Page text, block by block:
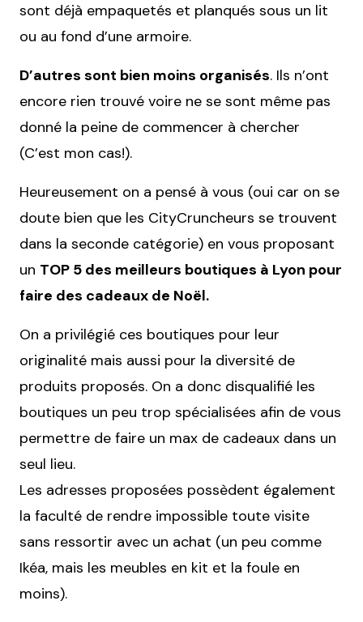
sont déjà empaquetés et planqués sous un lit
ou au fond d’une armoire.
D’autres sont bien moins organisés. Ils n’ont
encore rien trouvé voire ne se sont même pas
donné la peine de commencer à chercher
(C’est mon cas!).
Heureusement on a pensé à vous (oui car on se
doute bien que les CityCruncheurs se trouvent
dans la seconde catégorie) en vous proposant
un TOP 5 des meilleurs boutiques à Lyon pour
faire des cadeaux de Noël.
On a privilégié ces boutiques pour leur
originalité mais aussi pour la diversité de
produits proposés. On a donc disqualifié les
boutiques un peu trop spécialisées afin de vous
permettre de faire un max de cadeaux dans un
seul lieu.
Les adresses proposées possèdent également
la faculté de rendre impossible toute visite
sans ressortir avec un achat (un peu comme
Ikéa, mais les meubles en kit et la foule en
moins).